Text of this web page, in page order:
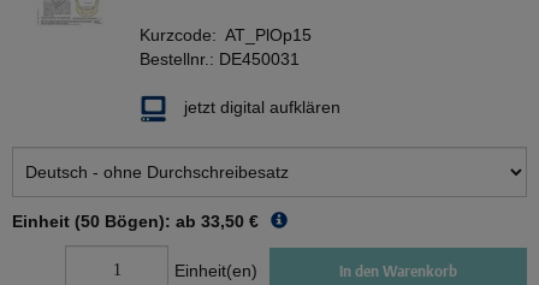
Kurzcode: AT_PlOp15
Bestellnr.: DE450031
jetzt digital aufklären
Einheit (50 Bögen): ab 33,50 €
Einheit(en) In den Warenkorb